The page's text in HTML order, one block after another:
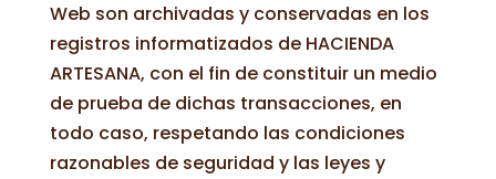
Web son archivadas y conservadas en los
registros informatizados de HACIENDA
ARTESANA, con el fin de constituir un medio
de prueba de dichas transacciones, en
todo caso, respetando las condiciones
razonables de seguridad y las leyes y